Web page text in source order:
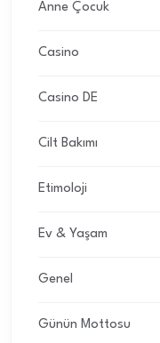
Anne Çocuk
Casino
Casino DE
Cilt Bakımı
Etimoloji
Ev & Yaşam
Genel
Günün Mottosu